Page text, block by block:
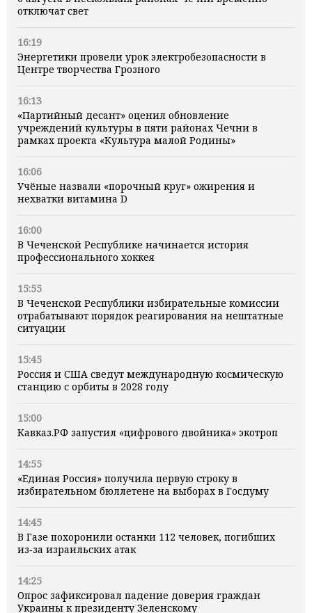
отключат свет
16:19
Энергетики провели урок электробезопасности в
Центре творчества Грозного
16:13
«Партийный десант» оценил обновление
учреждений культуры в пяти районах Чечни в
рамках проекта «Культура малой Родины»
16:06
Учёные назвали «порочный круг» ожирения и
нехватки витамина D
16:00
В Чеченской Республике начинается история
профессионального хоккея
15:55
В Чеченской Республики избирательные комиссии
отрабатывают порядок реагирования на нештатные
ситуации
15:45
Россия и США сведут международную космическую
станцию с орбиты в 2028 году
15:00
Кавказ.РФ запустил «цифрового двойника» экотроп
14:55
«Единая Россия» получила первую строку в
избирательном бюллетене на выборах в Госдуму
14:45
В Газе похоронили останки 112 человек, погибших
из‑за израильских атак
14:25
Опрос зафиксировал падение доверия граждан
Украины к президенту Зеленскому